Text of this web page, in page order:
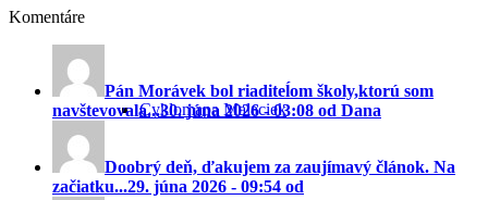
Cyklomapa Malaciek
Komentáre
Pán Morávek bol riaditeĺom školy,ktorú som
navštevovala...30. júna 2026 - 03:08 od Dana
Doobrý deň, ďakujem za zaujímavý článok. Na
začiatku...29. júna 2026 - 09:54 od